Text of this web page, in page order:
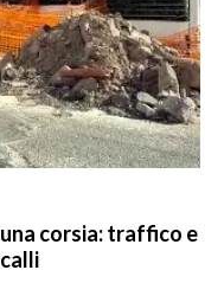
corsia: traffico e